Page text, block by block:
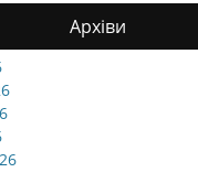
Архіви